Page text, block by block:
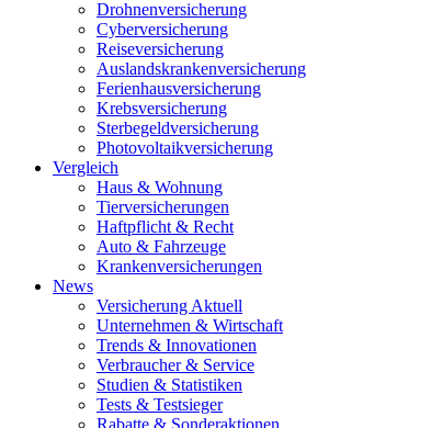
Drohnenversicherung
Cyberversicherung
Reiseversicherung
Auslandskrankenversicherung
Ferienhausversicherung
Krebsversicherung
Sterbegeldversicherung
Photovoltaikversicherung
Vergleich
Haus & Wohnung
Tierversicherungen
Haftpflicht & Recht
Auto & Fahrzeuge
Krankenversicherungen
News
Versicherung Aktuell
Unternehmen & Wirtschaft
Trends & Innovationen
Verbraucher & Service
Studien & Statistiken
Tests & Testsieger
Rabatte & Sonderaktionen